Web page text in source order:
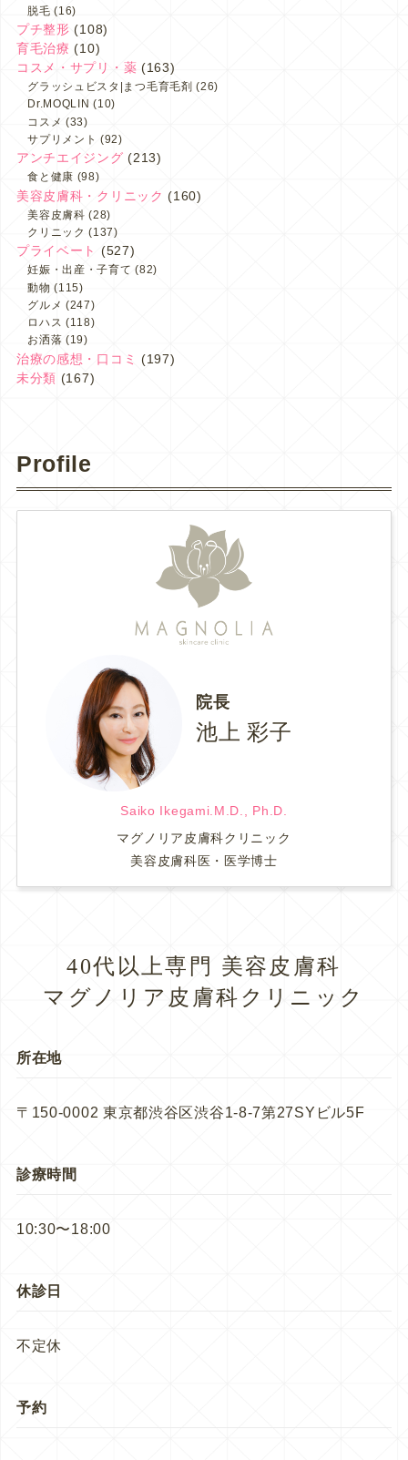
脱毛 (16)
プチ整形 (108)
育毛治療 (10)
コスメ・サプリ・薬 (163)
グラッシュビスタ|まつ毛育毛剤 (26)
Dr.MOQLIN (10)
コスメ (33)
サプリメント (92)
アンチエイジング (213)
食と健康 (98)
美容皮膚科・クリニック (160)
美容皮膚科 (28)
クリニック (137)
プライベート (527)
妊娠・出産・子育て (82)
動物 (115)
グルメ (247)
ロハス (118)
お洒落 (19)
治療の感想・口コミ
(197)
未分類 (167)
Profile
院長
池上 彩子
Saiko Ikegami.M.D., Ph.D.
マグノリア皮膚科クリニック
美容皮膚科医・医学博士
40代以上専門 美容皮膚科
マグノリア皮膚科クリニック
所在地
〒150-0002 東京都渋谷区渋谷1-8-7第27SYビル5F
診療時間
10:30〜18:00
休診日
不定休
予約